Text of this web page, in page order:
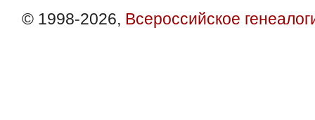
© 1998-2026, Всероссийское